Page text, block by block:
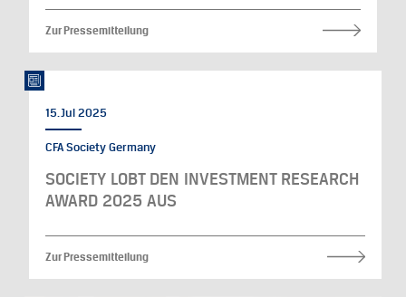
Zur Pressemitteilung
15. Jul 2025
CFA Society Germany
SOCIETY LOBT DEN INVESTMENT RESEARCH
AWARD 2025 AUS
Zur Pressemitteilung